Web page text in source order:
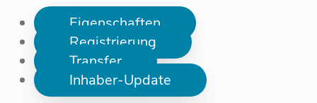
Eigenschaften
Registrierung
Transfer
Inhaber-Update